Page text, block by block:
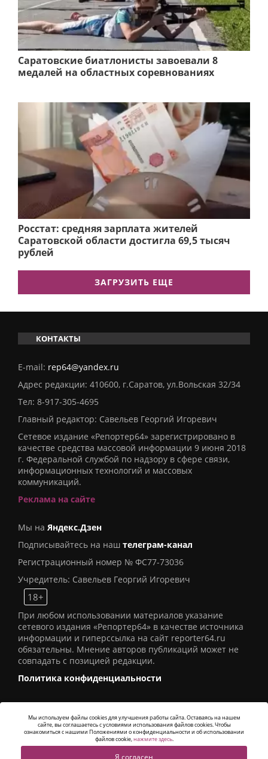
Саратовские биатлонисты завоевали 8
медалей на областных соревнованиях
Росстат: средняя зарплата жителей
Саратовской области достигла 69,5 тысяч
рублей
ЗАГРУЗИТЬ ЕЩЕ
КОНТАКТЫ
E-mail: rep64@yandex.ru
Адрес редакции: 410600, г.Саратов, ул.Вольская 32/34
Тел: 8-917-305-4695
Главный редактор: Савельев Георгий Игоревич
Сетевое издание «Репортер64» зарегистрировано в
качестве средства массовой информации 9 июня 2018
г. Федеральной службой по надзору в сфере связи,
информационных технологий и массовых
коммуникаций.
Реклама на сайте
Мы на Яндекс.Дзен
Подписывайтесь на наш телеграм-канал
Регистрационный номер № ФС77-73036
Учредитель: Савельев Георгий Игоревич
18+
При любом использовании материалов указание
сетевого издания «Репортер64» в качестве источника
информации и гиперссылка на сайт reporter64.ru
обязательны. Мнение авторов публикаций может не
совпадать с позицией редакции.
Политика конфиденциальности
© 2016СИ «Репортер64». Все права защищены -
Alatis Studio
Мы используем файлы cookies для улучшения работы сайта. Оставаясь на нашем
сайте, вы соглашаетесь с условиями использования файлов cookies. Чтобы
ознакомиться с нашими Положениями о конфиденциальности и об использовании
файлов cookie,нажмите здесь.
Я согласен